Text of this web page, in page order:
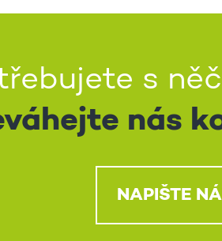
s
nás
NAPIŠTE